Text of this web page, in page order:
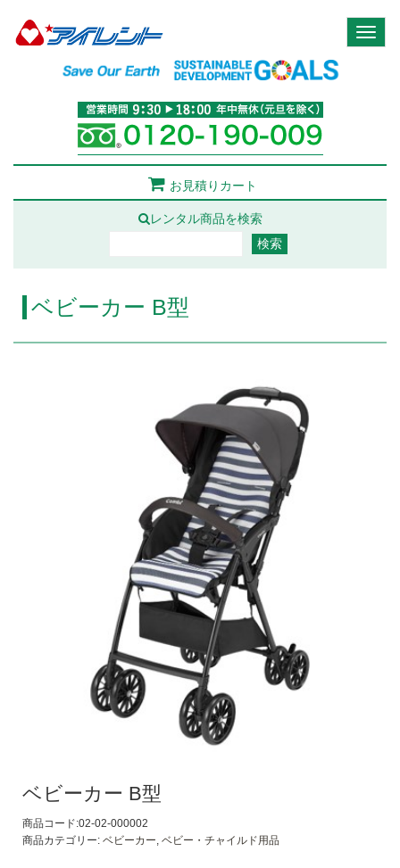
お見積りカート
レンタル商品を検索
ベビーカー B型
ベビーカー B型
商品コード:02-02-000002
商品カテゴリー: ベビーカー ベビー・チャイルド用品